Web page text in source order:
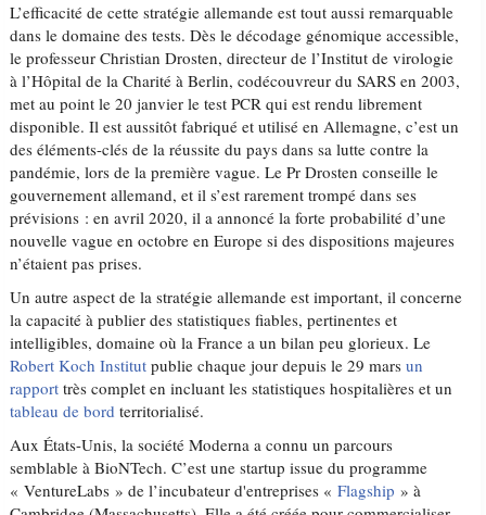
L’efficacité de cette stratégie allemande est tout aussi remarquable
dans le domaine des tests. Dès le décodage génomique accessible,
le professeur Christian Drosten, directeur de l’Institut de virologie
à l’Hôpital de la Charité à Berlin, codécouvreur du SARS en 2003,
met au point le 20 janvier le test PCR qui est rendu librement
disponible. Il est aussitôt fabriqué et utilisé en Allemagne, c’est un
des éléments-clés de la réussite du pays dans sa lutte contre la
pandémie, lors de la première vague. Le Pr Drosten conseille le
gouvernement allemand, et il s’est rarement trompé dans ses
prévisions : en avril 2020, il a annoncé la forte probabilité d’une
nouvelle vague en octobre en Europe si des dispositions majeures
n’étaient pas prises.
Un autre aspect de la stratégie allemande est important, il concerne
la capacité à publier des statistiques fiables, pertinentes et
intelligibles, domaine où la France a un bilan peu glorieux. Le
Robert Koch Institut publie chaque jour depuis le 29 marsun
rapport très complet en incluant les statistiques hospitalières et un
tableau de bord territorialisé.
Aux États-Unis, la société Moderna a connu un parcours
semblable à BioNTech. C’est une startup issue du programme
« VentureLabs » de l’incubateur d'entreprises «Flagship » à